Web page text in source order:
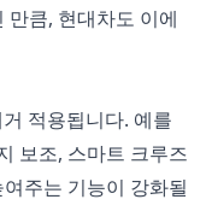
만큼, 현대차도 이에
적용됩니다. 예를
보조, 스마트 크루즈
주는 기능이 강화될